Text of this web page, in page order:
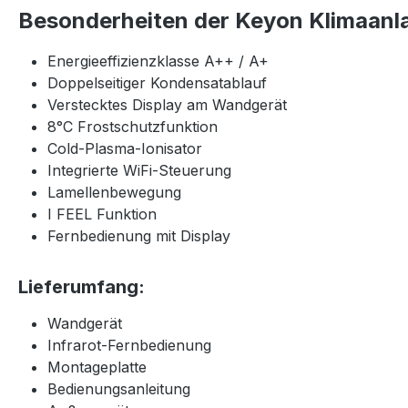
Besonderheiten der Keyon
Energieeffizienzklasse A++ / A+
Doppelseitiger Kondensatablauf
Verstecktes Display am Wandgerät
8°C Frostschutzfunktion
Cold-Plasma-Ionisator
Integrierte WiFi-Steuerung
Lamellenbewegung
I FEEL Funktion
Fernbedienung mit Display
Lieferumfang:
Wandgerät
Infrarot-Fernbedienung
Montageplatte
Bedienungsanleitung